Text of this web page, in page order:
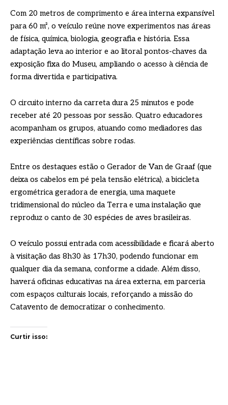
Com 20 metros de comprimento e área interna expansível
para 60 m², o veículo reúne nove experimentos nas áreas
de física, química, biologia, geografia e história. Essa
adaptação leva ao interior e ao litoral pontos-chaves da
exposição fixa do Museu, ampliando o acesso à ciência de
forma divertida e participativa.
O circuito interno da carreta dura 25 minutos e pode
receber até 20 pessoas por sessão. Quatro educadores
acompanham os grupos, atuando como mediadores das
experiências científicas sobre rodas.
Entre os destaques estão o Gerador de Van de Graaf (que
deixa os cabelos em pé pela tensão elétrica), a bicicleta
ergométrica geradora de energia, uma maquete
tridimensional do núcleo da Terra e uma instalação que
reproduz o canto de 30 espécies de aves brasileiras.
O veículo possui entrada com acessibilidade e ficará aberto
à visitação das 8h30 às 17h30, podendo funcionar em
qualquer dia da semana, conforme a cidade. Além disso,
haverá oficinas educativas na área externa, em parceria
com espaços culturais locais, reforçando a missão do
Catavento de democratizar o conhecimento.
Curtir isso: